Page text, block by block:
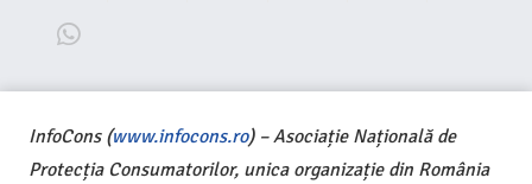
InfoCons (www.infocons.ro) – Asociație Națională de
Protecția Consumatorilor, unica organizație din România